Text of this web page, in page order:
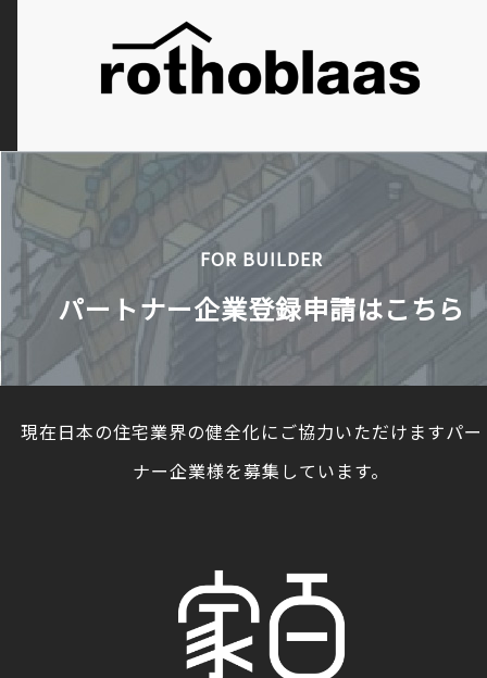
FOR BUILDER
パートナー企業登録申請はこちら
現在日本の住宅業界の健全化にご協力いただけますパ
ナー企業様を募集しています。